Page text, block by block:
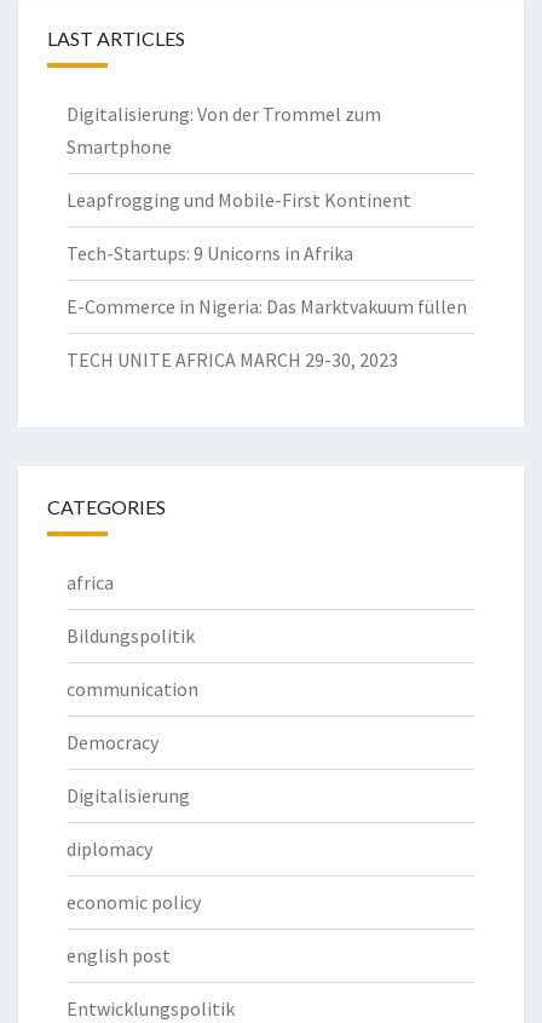
LAST ARTICLES
Digitalisierung: Von der Trommel zum
Smartphone
Leapfrogging und Mobile-First Kontinent
Tech-Startups: 9 Unicorns in Afrika
E-Commerce in Nigeria: Das Marktvakuum füllen
TECH UNITE AFRICA MARCH 29-30, 2023
CATEGORIES
africa
Bildungspolitik
communication
Democracy
Digitalisierung
diplomacy
economic policy
english post
Entwicklungspolitik